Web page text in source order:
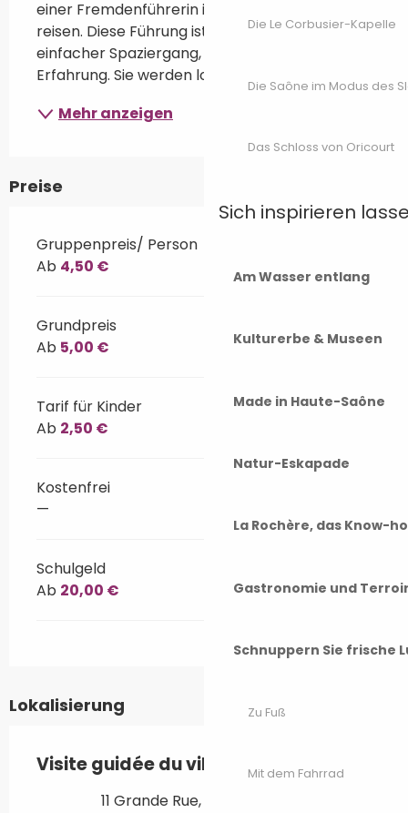
Die Le Corbusier-Kapelle
Die Saône im Modus des
Das Schloss von Oricourt
Sich inspirieren
Am Wasser entlang
Kulturerbe & Museen
Made in Haute-Saône
Natur-Eskapade
La Rochère, das Know-
Gastronomie und
Schnuppern Sie frische
Zu Fuß
Mit dem Fahrrad
einer Fremdenführerin in die Vergangenheit zu
reisen. Diese Führung ist viel mehr als ein
einfacher Spaziergang, sie ist eine lebendige
Erfahrung. Sie werden lokale...
Mehr anzeigen
Preise
Gruppenpreis/ Person
Ab 4,50 €
Grundpreis
Ab 5,00 €
Tarif für Kinder
Ab 2,50 €
Kostenfrei
—
Schulgeld
Ab 20,00 €
Lokalisierung
Visite guidée du village de Pesmes
11 Grande Rue, 70140 Pesmes